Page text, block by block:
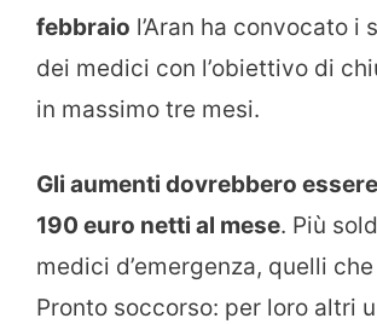
febbraio l’Aran ha convocato i
dei medici con l’obiettivo di
in massimo tre mesi.
Gli aumenti dovrebbero
190 euro netti al mese. Più
medici d’emergenza, quelli
Pronto soccorso: per loro altri